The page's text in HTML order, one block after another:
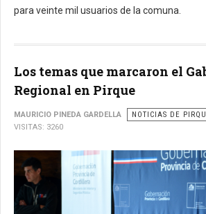
para veinte mil usuarios de la comuna.
Los temas que marcaron el
Regional en Pirque
MAURICIO PINEDA GARDELLA NOTICIAS DE
VISITAS: 3260